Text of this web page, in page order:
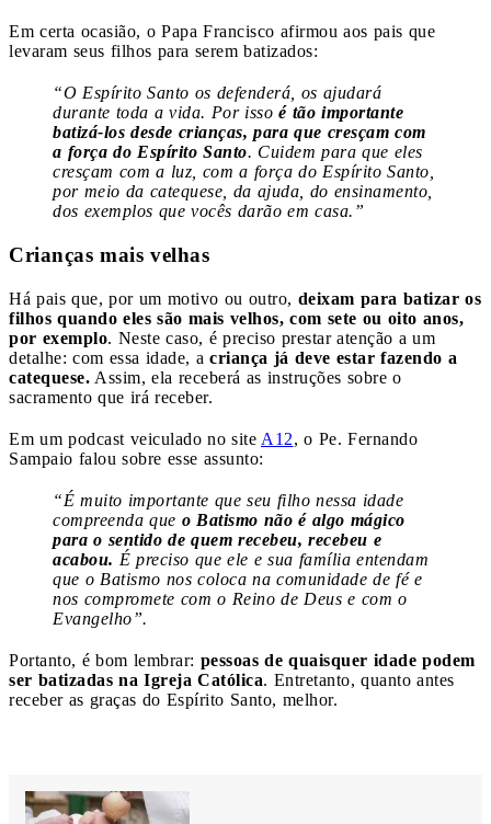
Em certa ocasião, o Papa Francisco afirmou aos pais que
levaram seus filhos para serem batizados:
“O Espírito Santo os defenderá, os ajudará
durante toda a vida. Por isso é tão importante
batizá-los desde crianças, para que cresçam com
a força do Espírito Santo. Cuidem para que eles
cresçam com a luz, com a força do Espírito Santo,
por meio da catequese, da ajuda, do ensinamento,
dos exemplos que vocês darão em casa.”
Crianças mais velhas
Há pais que, por um motivo ou outro, deixam para batizar os
filhos quando eles são mais velhos, com sete ou oito anos,
por exemplo. Neste caso, é preciso prestar atenção a um
detalhe: com essa idade, a criança já deve estar fazendo a
catequese. Assim, ela receberá as instruções sobre o
sacramento que irá receber.
Em um podcast veiculado no site A12, o Pe. Fernando
Sampaio falou sobre esse assunto:
“É muito importante que seu filho nessa idade
compreenda que o Batismo não é algo mágico
para o sentido de quem recebeu, recebeu e
acabou. É preciso que ele e sua família entendam
que o Batismo nos coloca na comunidade de fé e
nos compromete com o Reino de Deus e com o
Evangelho”.
Portanto, é bom lembrar: pessoas de quaisquer idade podem
ser batizadas na Igreja Católica. Entretanto, quanto antes
receber as graças do Espírito Santo, melhor.